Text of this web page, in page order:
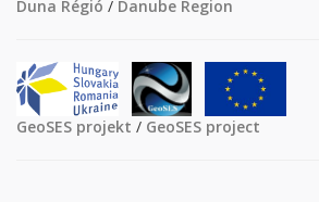
Duna Régió / Danube Region
GeoSES projekt / GeoSES project